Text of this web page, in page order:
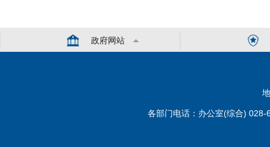
政府网站
各部门电话：办公室(综合)